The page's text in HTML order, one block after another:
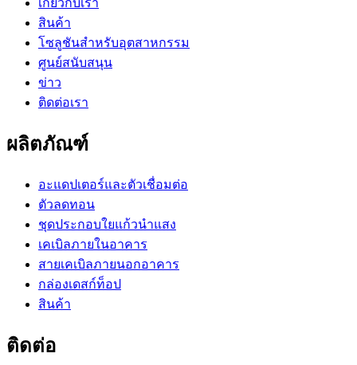
สินค้า
โซลูชันสำหรับอุตสาหกรรม
ศูนย์สนับสนุน
ข่าว
ติดต่อเรา
ผลิตภัณฑ์
อะแดปเตอร์และตัวเชื่อมต่อ
ตัวลดทอน
ชุดประกอบใยแก้วนำแสง
เคเบิลภายในอาคาร
สายเคเบิลภายนอกอาคาร
กล่องเดสก์ท็อป
สินค้า
ติดต่อ